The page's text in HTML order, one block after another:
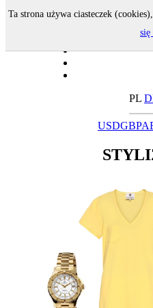
PL
USDGBP
Ta strona używa ciasteczek
się